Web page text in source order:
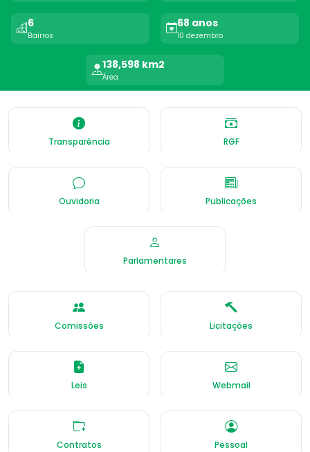
6
Bairros
68 anos
10 dezembro
138,598 km2
Área
Transparência RGF
Ouvidoria Publicações
Parlamentares
Comissões Licitações
Leis Webmail
Contratos Pessoal